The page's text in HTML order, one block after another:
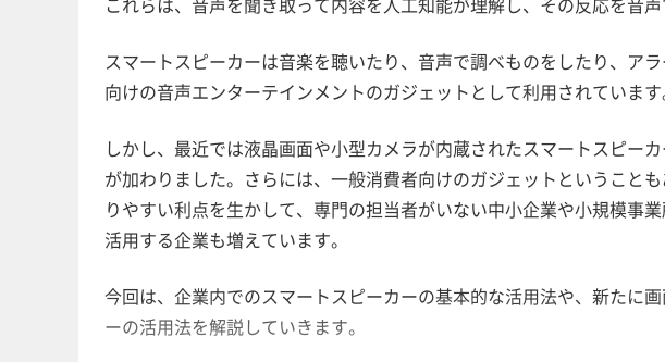
スマートスピーカーは音楽を聴いたり、音声で調べものをしたり、ア
向けの音声エンターテインメントのガジェットとして利用されています
しかし、最近では液晶画面や小型カメラが内蔵されたスマートスピー
が加わりました。さらには、一般消費者向けのガジェットということ
りやすい利点を生かして、専門の担当者がいない中小企業や小規模事
活用する企業も増えています。
今回は、企業内でのスマートスピーカーの基本的な活用法や、新たに
ーの活用法を解説していきます。